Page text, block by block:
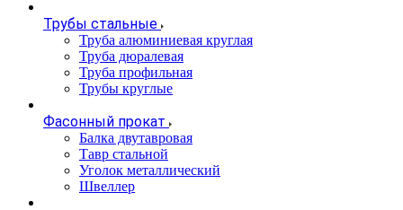
Трубы стальные
Труба алюминиевая круглая
Труба дюралевая
Труба профильная
Трубы круглые
Фасонный прокат
Балка двутавровая
Тавр стальной
Уголок металлический
Швеллер